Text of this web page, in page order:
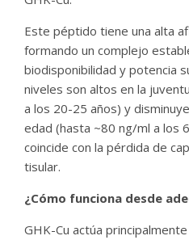
Este péptido tiene una alta
formando un complejo
biodisponibilidad y potencia
niveles son altos en la
a los 20-25 años) y
edad (hasta ~80 ng/ml a los
coincide con la pérdida de
tisular.
¿Cómo funciona desde
GHK-Cu actúa